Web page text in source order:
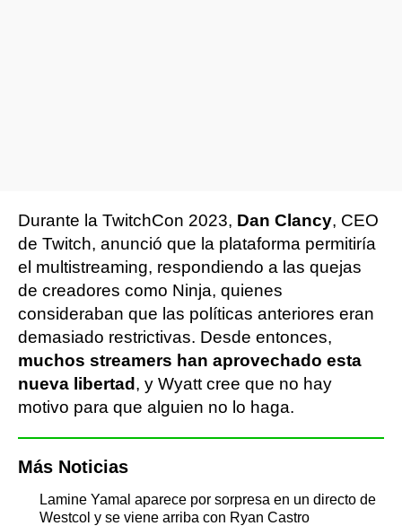
Durante la TwitchCon 2023, Dan Clancy, CEO
de Twitch, anunció que la plataforma permitiría
el multistreaming, respondiendo a las quejas
de creadores como Ninja, quienes
consideraban que las políticas anteriores eran
demasiado restrictivas. Desde entonces,
muchos streamers han aprovechado esta
nueva libertad , y Wyatt cree que no hay
motivo para que alguien no lo haga.
Más Noticias
Lamine Yamal aparece por sorpresa en un directo de
Westcol y se viene arriba con Ryan Castro